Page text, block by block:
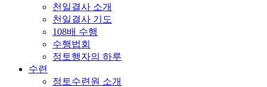
천일결사 소개
천일결사 기도
108배 수행
수행법회
정토행자의 하루
수련
정토수련원 소개